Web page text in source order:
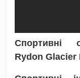
Спортивні
Rydon Glacier